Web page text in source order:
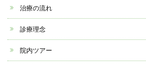
治療の流れ
診療理念
院内ツアー